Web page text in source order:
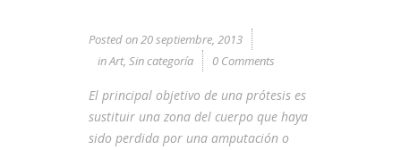
Posted on20 septiembre, 2013
inArt, Sin categoría 0 Comments
El principal objetivo de una prótesis es
sustituir una zona del cuerpo que haya
sido perdida por una amputación o